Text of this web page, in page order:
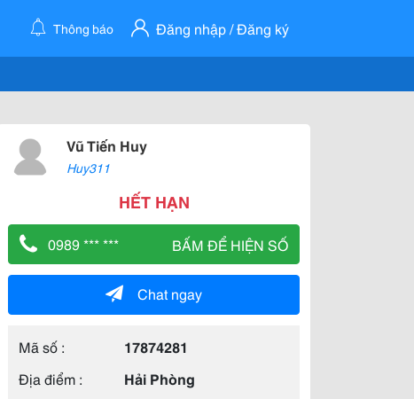
Thông báo Đăng nhập / Đăng ký
Vũ Tiến Huy
Huy311
HẾT HẠN
0989 *** *** BẤM ĐỂ HIỆN SỐ
Chat ngay
Mã số :
17874281
Địa điểm :
Hải Phòng